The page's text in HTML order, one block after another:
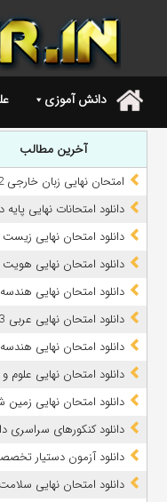
. دانش آموزی
آخرین مطالب
امتحان نهایی زبان خارجی 2 پایه یازدهم تیر و مرداد 1405 + فایل صوتی
دانلود امتحانات نهایی پایه
دانلود امتحان نهایی زیست شناسی 2 پایه یازدهم
دانلود امتحان نهایی هویت
دانلود امتحان نهایی هندسه 2 پایه یازدهم تیر 1405 +
دانلود امتحان نهایی عربی 3 پایه دوازدهم تیر 1405 + پاسخ
دانلود امتحان نهایی هندسه 3 پایه دوازدهم تیر 1405
دانلود امتحان نهایی علوم و فنون ادبی 3
دانلود امتحان نهایی زمین
دانلود کنکورهای سراسری داخل و
دانلود آزمون دستیار تخصصی پزشکی
دانلود امتحان نهایی سلامت و